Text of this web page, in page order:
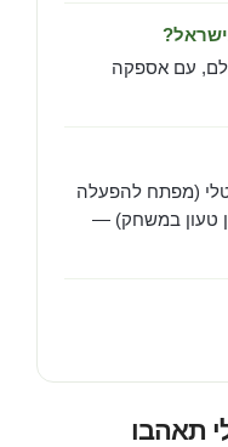
עם אספקה
(מפתח להפעלה
טעון במשחק) —
תאהבו